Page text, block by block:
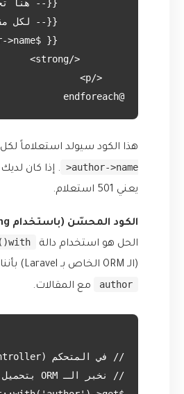
@endforeach
هذا الكود سيولد استعلاماً لكل
>author->name
يعني 501 استعلام.
الكود المحسّن (باستخدام Eager Loading)
الحل هو استخدام دالة
with()
(الـ ORM الخاص بـ Laravel) بأننا نريد جلب علاقة
author
مع المقالات.